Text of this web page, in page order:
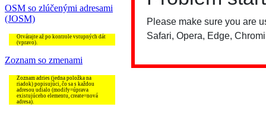
OSM so zlúčenými adresami
(JOSM)
Otvárajte až po kontrole vstupných dát
(vpravo).
Zoznam so zmenami
Zoznam adries (jedna položka na
riadok) popisujúci, čo sa s každou
adresou udialo (modify=úprava
existujúceho elementu, create=nová
adresa).